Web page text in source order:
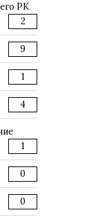
РК
2
9
1
4
1
0
0